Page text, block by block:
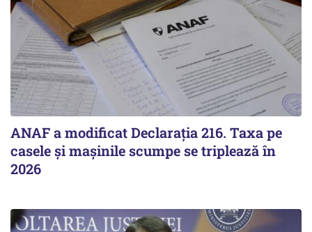
ANAF a modificat Declarația 216. Taxa pe
casele și mașinile scumpe se triplează în
2026